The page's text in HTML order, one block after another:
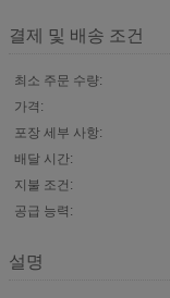
결제 및 배송 조건
최소 주문 수량:
가격:
포장 세부 사항:
배달 시간:
지불 조건:
공급 능력:
설명